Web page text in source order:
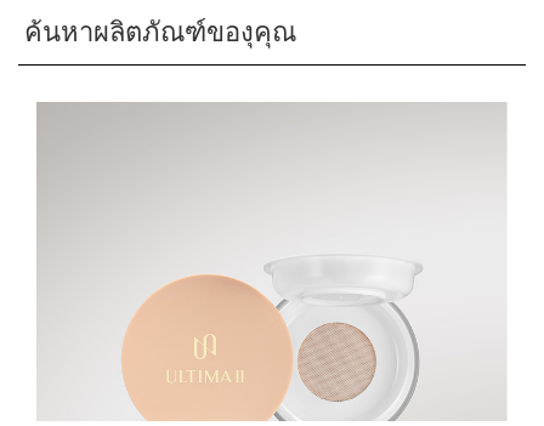
ค้นหาผลิตภัณฑ์ของุคุณ